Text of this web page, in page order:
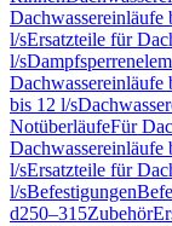
Dachwassereinläufe
l/sErsatzteile für
l/s
Dachwassereinläufe
bis 12 l/s
NotüberläufeFür
Dachwassereinläufe
l/sErsatzteile für
l/sBefestigungen
d250–315Zubehör